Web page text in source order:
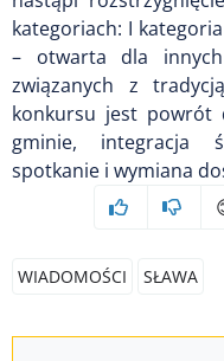
kategoriach: I
– otwarta dla
związanych z
konkursu jest powrót
gminie, integracja
spotkanie i wymiana
WIADOMOŚCI SŁAWA